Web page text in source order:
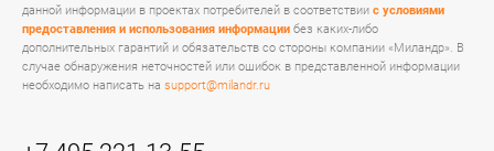
данной информации в проектах потребителей в соответствии с условиями
предоставления и использования информации без каких-либо
дополнительных гарантий и обязательств со стороны компании «Миландр». В
случае обнаружения неточностей или ошибок в представленной информации
необходимо написать на support@milandr.ru